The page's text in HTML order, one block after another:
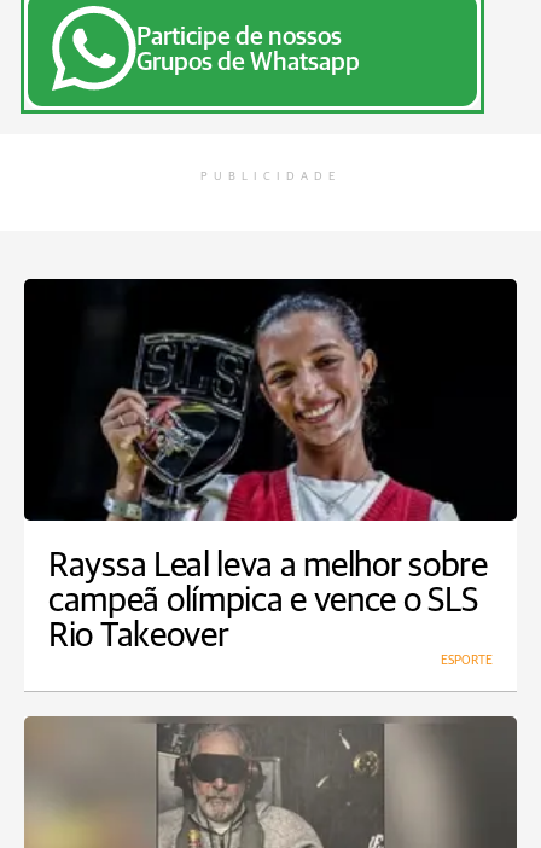
Participe de nossos
Grupos de Whatsapp
PUBLICIDADE
Rayssa Leal leva a melhor sobre
campeã olímpica e vence o SLS
Rio Takeover
ESPORTE